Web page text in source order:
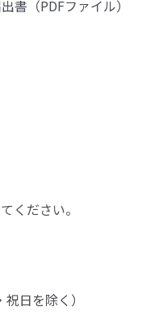
書（PDFファイル）
ください。
日を除く）